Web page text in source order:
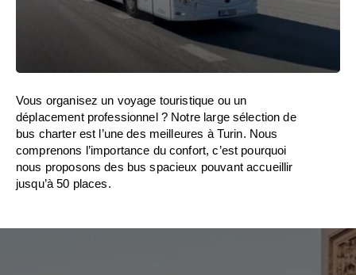
Vous organisez un voyage touristique ou un
déplacement professionnel ? Notre large sélection de
bus charter est l’une des meilleures à Turin. Nous
comprenons l’importance du confort, c’est pourquoi
nous proposons des bus spacieux pouvant accueillir
jusqu’à 50 places.